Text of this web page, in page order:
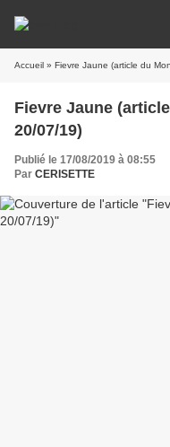
Accueil » Fievre Jaune (article du
Fievre Jaune
20/07/19)
Publié le 17/08/2019 à 08:55
Par CERISETTE